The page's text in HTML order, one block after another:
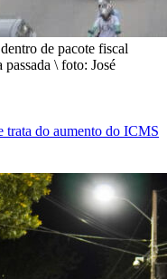
de pacote fiscal
\ foto: José
trata do aumento do ICMS